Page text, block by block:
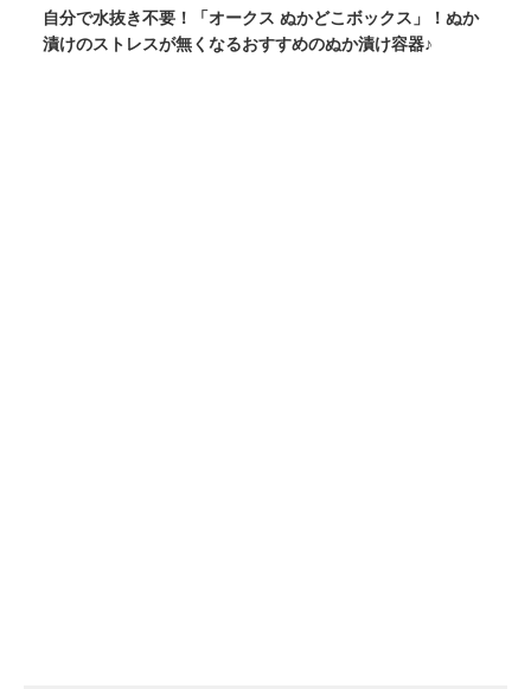
自分で水抜き不要！「オークス ぬかどこボックス」！ぬか
漬けのストレスが無くなるおすすめのぬか漬け容器♪